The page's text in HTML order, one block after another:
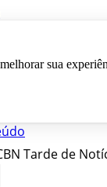
sua
Tarde de